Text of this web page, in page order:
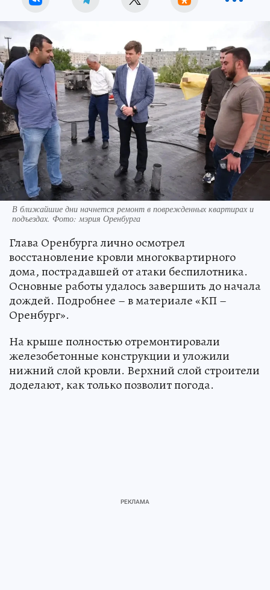
В ближайшие дни начнется ремонт в поврежденных квартирах и
подъездах. Фото: мэрия Оренбурга
Глава Оренбурга лично осмотрел
восстановление кровли многоквартирного
дома, пострадавшей от атаки беспилотника.
Основные работы удалось завершить до начала
дождей. Подробнее – в материале «КП –
Оренбург».
На крыше полностью отремонтировали
железобетонные конструкции и уложили
нижний слой кровли. Верхний слой строители
доделают, как только позволит погода.